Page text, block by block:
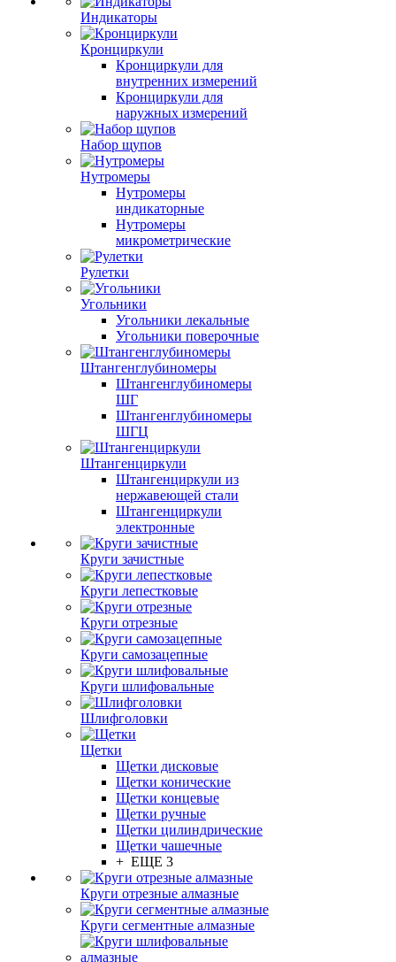
Индикаторы
Кронциркули
Кронциркули для
внутренних измерений
Кронциркули для
наружных измерений
Набор щупов
Нутромеры
Нутромеры
индикаторные
Нутромеры
микрометрические
Рулетки
Угольники
Угольники лекальные
Угольники поверочные
Штангенглубиномеры
Штангенглубиномеры
ШГ
Штангенглубиномеры
ШГЦ
Штангенциркули
Штангенциркули из
нержавеющей стали
Штангенциркули
электронные
Круги зачистные
Круги лепестковые
Круги отрезные
Круги самозацепные
Круги шлифовальные
Шлифголовки
Щетки
Щетки дисковые
Щетки конические
Щетки концевые
Щетки ручные
Щетки цилиндрические
Щетки чашечные
+ ЕЩЕ 3
Круги отрезные алмазные
Круги сегментные алмазные